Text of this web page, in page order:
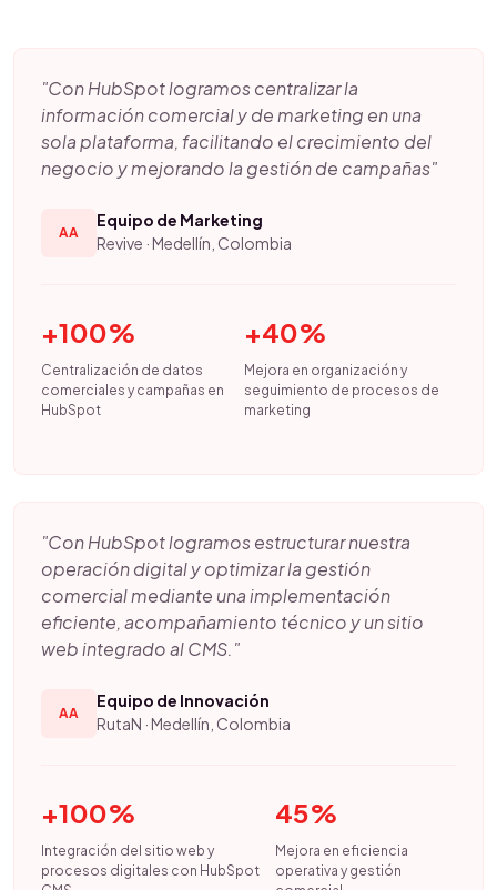
"Con HubSpot logramos centralizar la
información comercial y de marketing en una
sola plataforma, facilitando el crecimiento del
negocio y mejorando la gestión de campañas"
AA
Equipo de Marketing
Revive · Medellín, Colombia
+100%
Centralización de datos
comerciales y campañas en
HubSpot
+40%
Mejora en organización y
seguimiento de procesos de
marketing
"Con HubSpot logramos estructurar nuestra
operación digital y optimizar la gestión
comercial mediante una implementación
eficiente, acompañamiento técnico y un sitio
web integrado al CMS."
AA
Equipo de Innovación
RutaN · Medellín, Colombia
+100%
Integración del sitio web y
procesos digitales con HubSpot
45%
Mejora en eficiencia
operativa y gestión